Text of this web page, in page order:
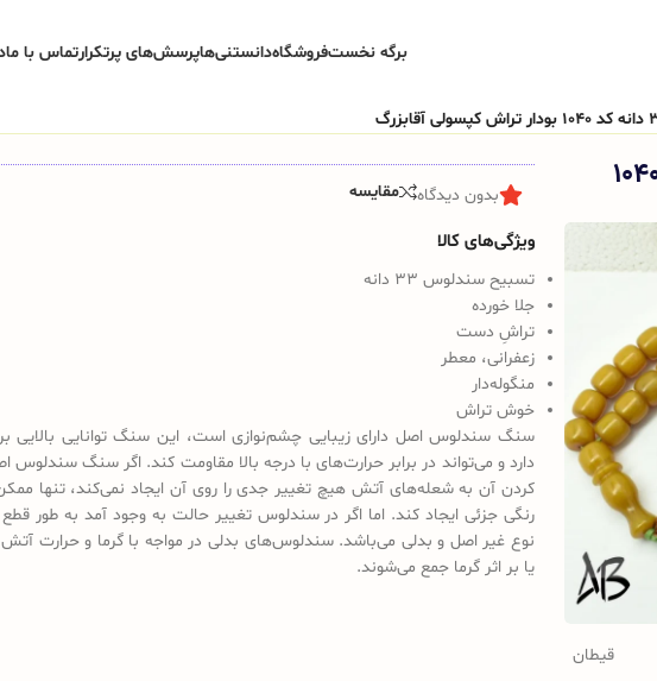
برگه نخستفروشگاهدانستنی‌هاپرسش‌های پرتکرارتماس با ما
33 دانه کد 1040
قیطان
بدون دیدگاه مقایسه
ویژگی‌های کالا
تسبیح سندلوس 33 دانه
جلا خورده
تراشِ دست
زعفرانی، معطر
منگوله‌دار
خوش تراش
سنگ سندلوس اصل دارای زیبایی چشم‌نوازی است، این سنگ توانایی بالایی
دارد و می‌تواند در برابر حرارت‌های با درجه بالا مقاومت کند. اگر سنگ سندلوس
کردن آن به شعله‌های آتش هیچ تغییر جدی را روی آن ایجاد نمی‌کند، تنها
رنگی جزئی ایجاد کند. اما اگر در سندلوس تغییر حالت به وجود آمد به طور
نوع غیر اصل و بدلی می‌باشد. سندلوس‌های بدلی در مواجه با گرما و حرارت
یا بر اثر گرما جمع می‌شوند.